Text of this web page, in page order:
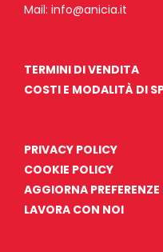
Mail: info@anicia.it
TERMINI DI VENDITA
COSTI E MODALITÀ DI
PRIVACY POLICY
COOKIE POLICY
AGGIORNA
LAVORA CON NOI